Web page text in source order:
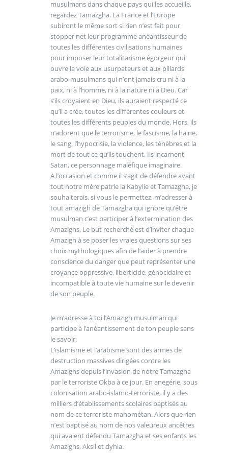
musulmans dans chaque pays qui les accueille,
regardez Tamazgha. La France et l’Europe
subiront le même sort si rien n’est fait pour
stopper net leur programme anéantisseur de
toutes les différentes civilisations humaines
pour imposer leur totalitarisme égorgeur qui
ouvre la voie aux usurpateurs et aux pillards
arabo-musulmans qui n’ont jamais cru ni à la
paix, ni à l’homme, ni à la nature ni à Dieu. Car
s’ils croyaient en Dieu, ils auraient respecté ce
qu’il a crée, toutes les différentes couleurs et
toutes les différents peuples du monde. Hors, ils
n’adorent que le terrorisme, le fascisme, la haine,
le sang, l’hypocrisie, la violence, les ténèbres et la
mort de tout ce qu’ils touchent. Ils incarnent
Satan, ce personnage maléfique imaginaire.
A l’occasion et comme il s’agit de défendre avant
tout notre mère patrie la Kabylie et Tamazgha, je
souhaiterais, si vous le permettez, m’adresser à
tout amazigh de Tamazgha qui ignore qu’être
musulman c’est participer à l’extermination des
Amazighs. Le but recherché est d’inviter chaque
Amazigh à se poser les vraies questions sur ses
choix mythologiques afin de l’aider à prendre
conscience du danger que peut représenter une
croyance oppressive, liberticide, génocidaire et
incompatible à toute vie humaine sur le devenir
de son peuple.
Je m’adresse à toi l’Amazigh musulman qui
participe à l’anéantissement de ton peuple sans
le savoir.
L’islamisme et l’arabisme sont des armes de
destruction massives dirigées contre les
Amazighs depuis l’invasion de notre Tamazgha
par le terroriste Okba à ce jour. En anegérie, sous
colonisation arabo-islamo-terroriste, il y a des
milliers d’établissements scolaires baptisés au
nom de ce terroriste mahométan. Alors que rien
n’est baptisé au nom de nos valeureux ancêtres
qui avaient défendu Tamazgha et ses enfants les
Amazighs, Aksil et dyhia.